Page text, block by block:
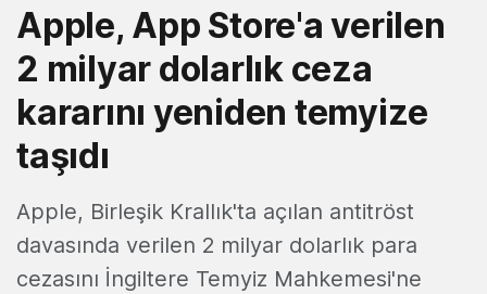
Apple, App Store'a verilen
2 milyar dolarlık ceza
kararını yeniden temyize
taşıdı
Apple, Birleşik Krallık'ta açılan antitröst
davasında verilen 2 milyar dolarlık para
cezasını İngiltere Temyiz Mahkemesi'ne